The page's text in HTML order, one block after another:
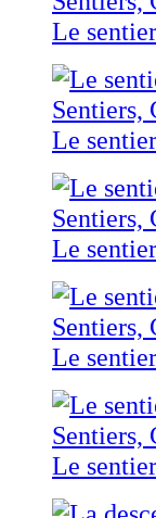
Le
Le
Le
Le
Le